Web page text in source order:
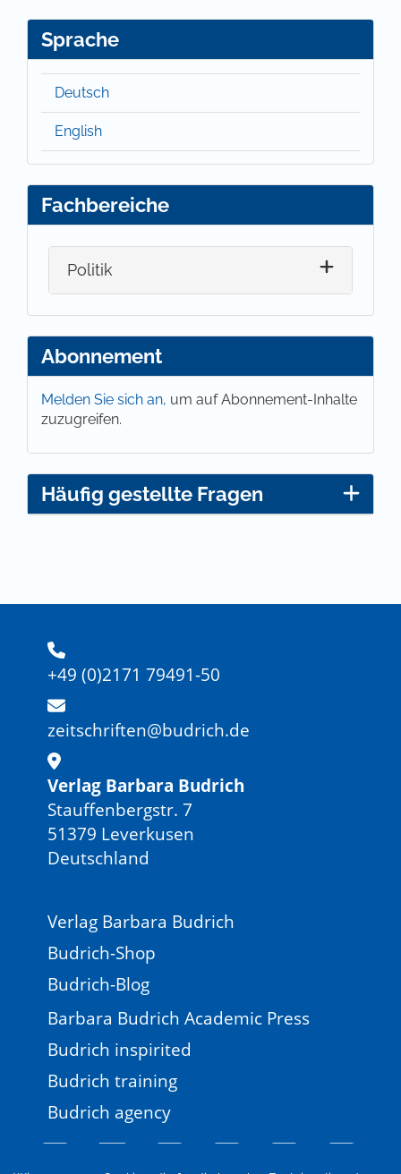
Sprache
Deutsch
English
Fachbereiche
Politik
Abonnement
Melden Sie sich an, um auf Abonnement-Inhalte
zuzugreifen.
Häufig gestellte Fragen
+49 (0)2171 79491-50
zeitschriften@budrich.de
Verlag Barbara Budrich
Stauffenbergstr. 7
51379 Leverkusen
Deutschland
Verlag Barbara Budrich
Budrich-Shop
Budrich-Blog
Barbara Budrich Academic Press
Budrich inspirited
Budrich training
Budrich agency